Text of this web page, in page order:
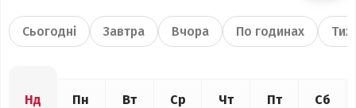
Сьогодні Завтра Вчора По годинах
Нд Пн Вт Ср Чт Пт Сб